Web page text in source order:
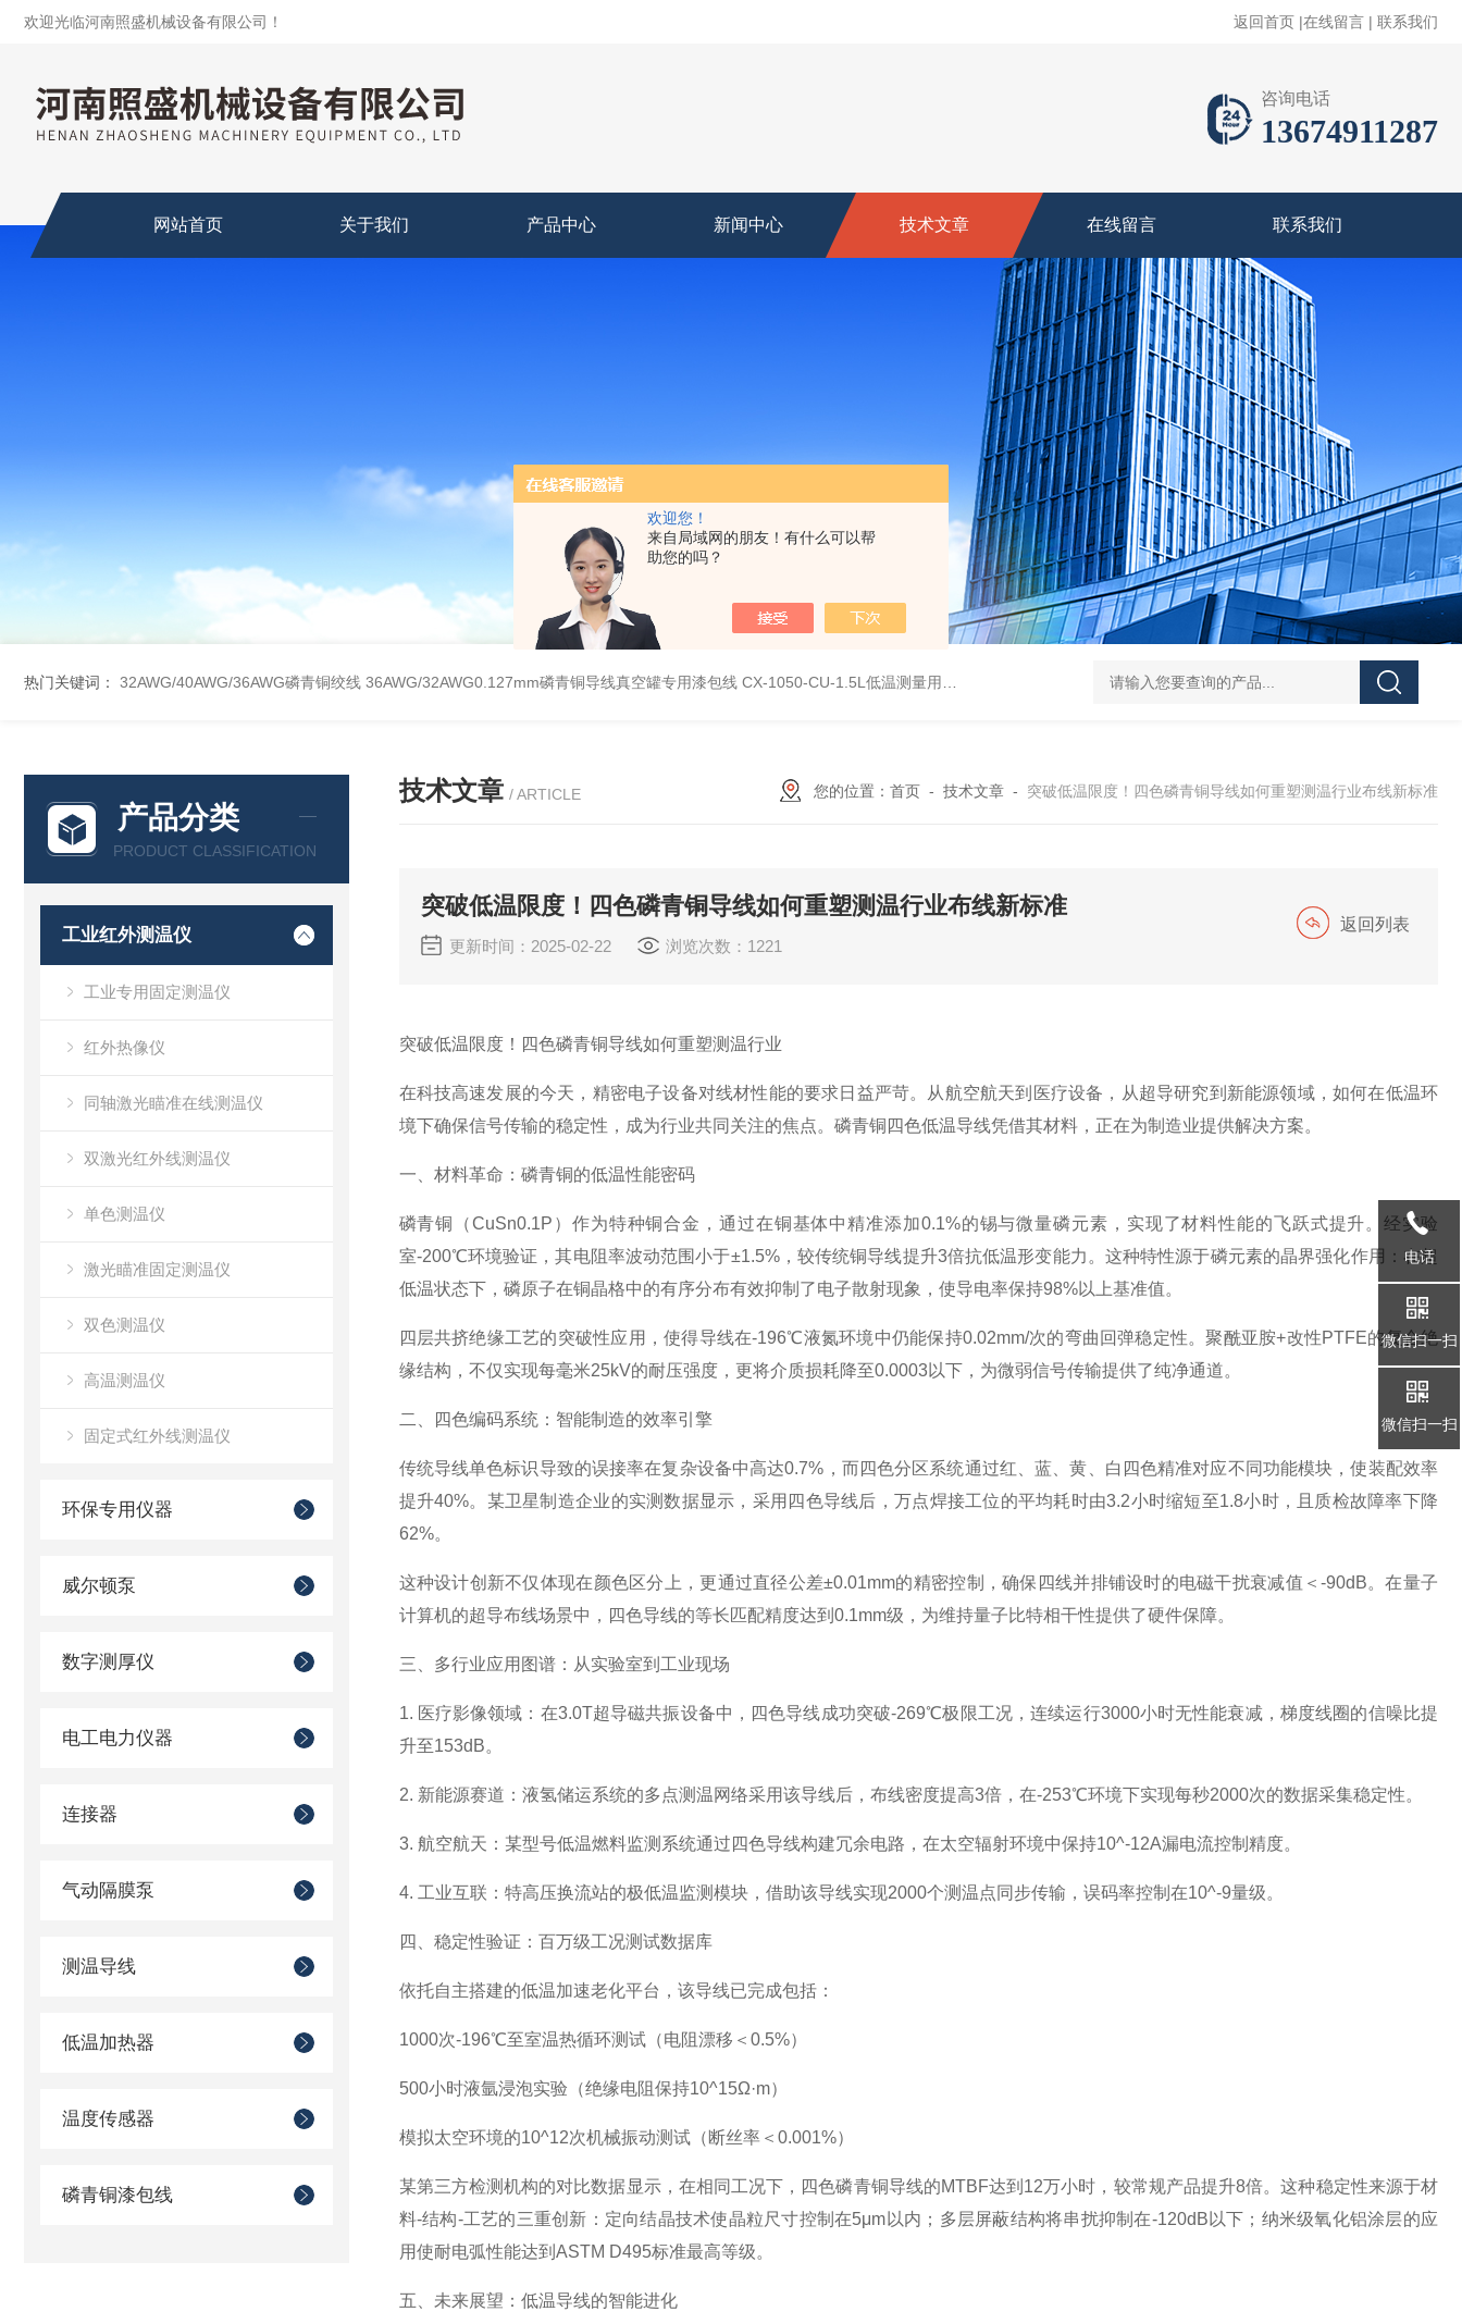
欢迎您！
来自局域网的朋友！有什么可以帮
助您的吗？
欢迎光临河南照盛机械设备有限公司！ 返回首页 |在线留言 | 联系我们
咨询电话
13674911287
网站首页 关于我们 产品中心 新闻中心 技术文章 在线留言 联系我们
热门关键词： 32AWG/40AWG/36AWG磷青铜绞线 36AWG/32AWG0.127mm磷青铜导线真空罐专用漆包线 CX-1050-CU-1.5L低温测量用硅二极管温度传感器 36AWG磷青铜四色低温排线 36AWG/32AWG/34AWG
产品分类
PRODUCT CLASSIFICATION
工业红外测温仪
工业专用固定测温仪
红外热像仪
同轴激光瞄准在线测温仪
双激光红外线测温仪
单色测温仪
激光瞄准固定测温仪
双色测温仪
高温测温仪
固定式红外线测温仪
环保专用仪器
威尔顿泵
数字测厚仪
电工电力仪器
连接器
气动隔膜泵
测温导线
低温加热器
温度传感器
磷青铜漆包线
技术文章 / ARTICLE 您的位置： 首页 - 技术文章 - 突破低温限度！四色磷青铜导线如何重塑测温行业布线新标准
突破低温限度！四色磷青铜导线如何重塑测温行业布线新标准
更新时间：2025-02-22 浏览次数：1221
返回列表
突破低温限度！四色磷青铜导线如何重塑测温行业
在科技高速发展的今天，精密电子设备对线材性能的要求日益严苛。从航空航天到医疗设备，从超导研究到新能源领域，如何在低温环
境下确保信号传输的稳定性，成为行业共同关注的焦点。磷青铜四色低温导线凭借其材料，正在为制造业提供解决方案。
一、材料革命：磷青铜的低温性能密码
磷青铜（CuSn0.1P）作为特种铜合金，通过在铜基体中精准添加0.1%的锡与微量磷元素，实现了材料性能的飞跃式提升。经实验
室-200℃环境验证，其电阻率波动范围小于±1.5%，较传统铜导线提升3倍抗低温形变能力。这种特性源于磷元素的晶界强化作用：在超
低温状态下，磷原子在铜晶格中的有序分布有效抑制了电子散射现象，使导电率保持98%以上基准值。
四层共挤绝缘工艺的突破性应用，使得导线在-196℃液氮环境中仍能保持0.02mm/次的弯曲回弹稳定性。聚酰亚胺+改性PTFE的复合绝
缘结构，不仅实现每毫米25kV的耐压强度，更将介质损耗降至0.0003以下，为微弱信号传输提供了纯净通道。
二、四色编码系统：智能制造的效率引擎
传统导线单色标识导致的误接率在复杂设备中高达0.7%，而四色分区系统通过红、蓝、黄、白四色精准对应不同功能模块，使装配效率
提升40%。某卫星制造企业的实测数据显示，采用四色导线后，万点焊接工位的平均耗时由3.2小时缩短至1.8小时，且质检故障率下降
62%。
这种设计创新不仅体现在颜色区分上，更通过直径公差±0.01mm的精密控制，确保四线并排铺设时的电磁干扰衰减值＜-90dB。在量子
计算机的超导布线场景中，四色导线的等长匹配精度达到0.1mm级，为维持量子比特相干性提供了硬件保障。
三、多行业应用图谱：从实验室到工业现场
1. 医疗影像领域：在3.0T超导磁共振设备中，四色导线成功突破-269℃极限工况，连续运行3000小时无性能衰减，梯度线圈的信噪比提
升至153dB。
2. 新能源赛道：液氢储运系统的多点测温网络采用该导线后，布线密度提高3倍，在-253℃环境下实现每秒2000次的数据采集稳定性。
3. 航空航天：某型号低温燃料监测系统通过四色导线构建冗余电路，在太空辐射环境中保持10^-12A漏电流控制精度。
4. 工业互联：特高压换流站的极低温监测模块，借助该导线实现2000个测温点同步传输，误码率控制在10^-9量级。
四、稳定性验证：百万级工况测试数据库
依托自主搭建的低温加速老化平台，该导线已完成包括：
1000次-196℃至室温热循环测试（电阻漂移＜0.5%）
500小时液氩浸泡实验（绝缘电阻保持10^15Ω·m）
模拟太空环境的10^12次机械振动测试（断丝率＜0.001%）
某第三方检测机构的对比数据显示，在相同工况下，四色磷青铜导线的MTBF达到12万小时，较常规产品提升8倍。这种稳定性来源于材
料-结构-工艺的三重创新：定向结晶技术使晶粒尺寸控制在5μm以内；多层屏蔽结构将串扰抑制在-120dB以下；纳米级氧化铝涂层的应
用使耐电弧性能达到ASTM D495标准最高等级。
五、未来展望：低温导线的智能进化
电话
微信扫一扫
微信扫一扫